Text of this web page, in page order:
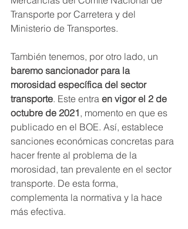
Transporte por Carretera y del
Ministerio de Transportes.
También tenemos, por otro lado, un
baremo sancionador para la
morosidad específica del sector
transporte. Este entra en vigor el 2 de
octubre de 2021, momento en que es
publicado en el BOE. Así, establece
sanciones económicas concretas para
hacer frente al problema de la
morosidad, tan prevalente en el sector
transporte. De esta forma,
complementa la normativa y la hace
más efectiva.